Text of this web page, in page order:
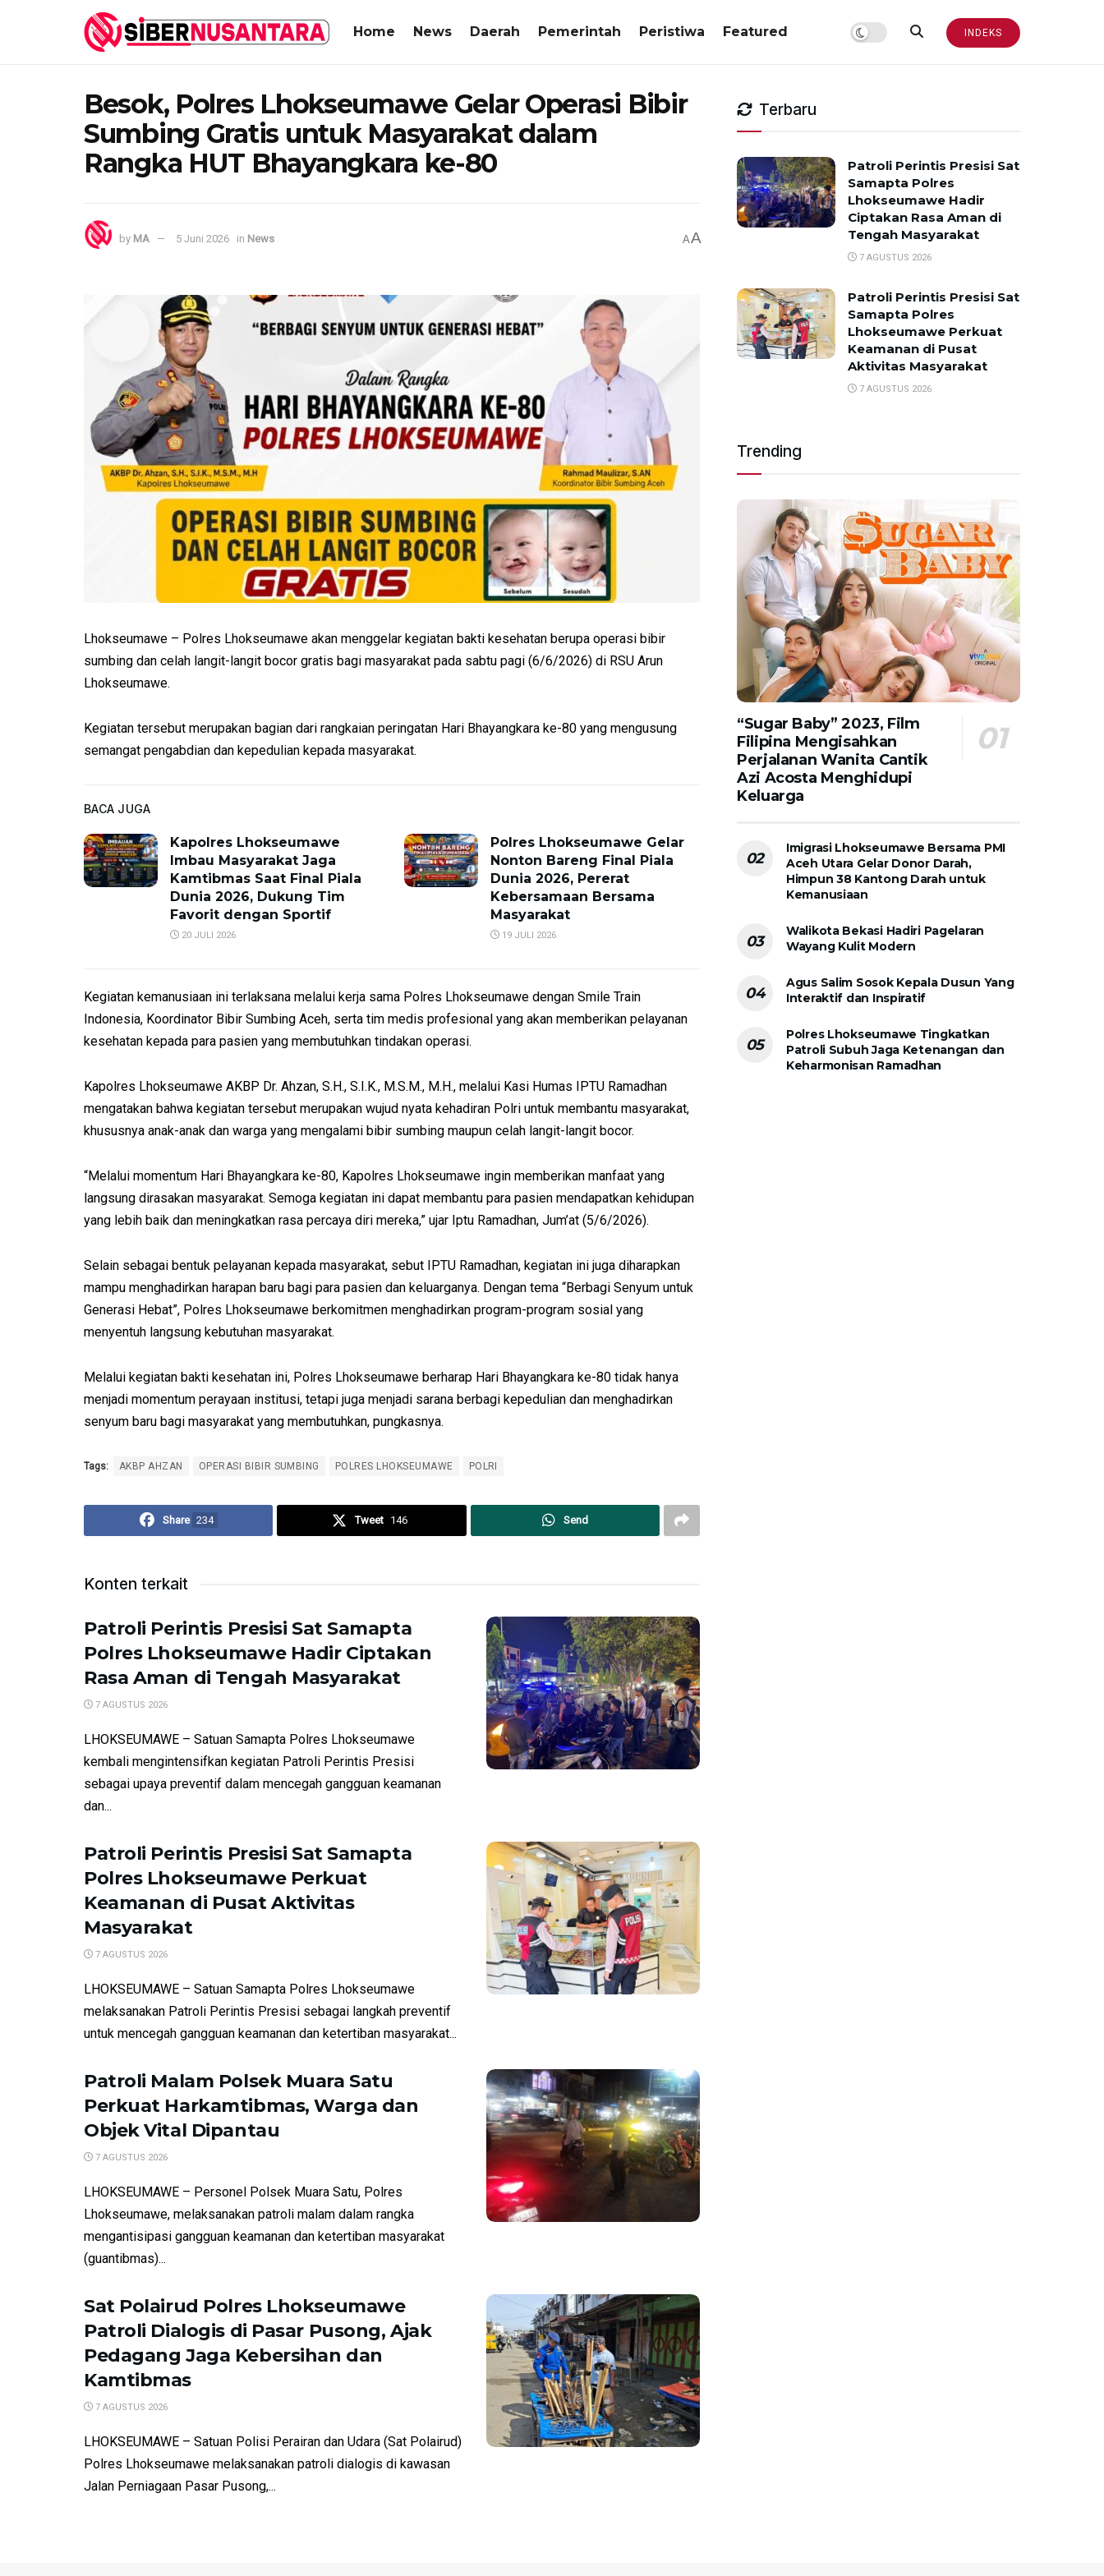
Home News Daerah Pemerintah Peristiwa Featured INDEKS
Besok, Polres Lhokseumawe Gelar Operasi Bibir
Sumbing Gratis untuk Masyarakat dalam
Rangka HUT Bhayangkara ke-80
by MA 5 Juni 2026 in News AA
Lhokseumawe – Polres Lhokseumawe akan menggelar kegiatan bakti kesehatan berupa operasi bibir
sumbing dan celah langit-langit bocor gratis bagi masyarakat pada sabtu pagi (6/6/2026) di RSU Arun
Lhokseumawe.
Kegiatan tersebut merupakan bagian dari rangkaian peringatan Hari Bhayangkara ke-80 yang mengusung
semangat pengabdian dan kepedulian kepada masyarakat.
BACA JUGA
Kapolres Lhokseumawe
Imbau Masyarakat Jaga
Kamtibmas Saat Final Piala
Dunia 2026, Dukung Tim
Favorit dengan Sportif
20 JULI 2026
Polres Lhokseumawe Gelar
Nonton Bareng Final Piala
Dunia 2026, Pererat
Kebersamaan Bersama
Masyarakat
19 JULI 2026
Kegiatan kemanusiaan ini terlaksana melalui kerja sama Polres Lhokseumawe dengan Smile Train
Indonesia, Koordinator Bibir Sumbing Aceh, serta tim medis profesional yang akan memberikan pelayanan
kesehatan kepada para pasien yang membutuhkan tindakan operasi.
Kapolres Lhokseumawe AKBP Dr. Ahzan, S.H., S.I.K., M.S.M., M.H., melalui Kasi Humas IPTU Ramadhan
mengatakan bahwa kegiatan tersebut merupakan wujud nyata kehadiran Polri untuk membantu masyarakat,
khususnya anak-anak dan warga yang mengalami bibir sumbing maupun celah langit-langit bocor.
“Melalui momentum Hari Bhayangkara ke-80, Kapolres Lhokseumawe ingin memberikan manfaat yang
langsung dirasakan masyarakat. Semoga kegiatan ini dapat membantu para pasien mendapatkan kehidupan
yang lebih baik dan meningkatkan rasa percaya diri mereka,” ujar Iptu Ramadhan, Jum’at (5/6/2026).
Selain sebagai bentuk pelayanan kepada masyarakat, sebut IPTU Ramadhan, kegiatan ini juga diharapkan
mampu menghadirkan harapan baru bagi para pasien dan keluarganya. Dengan tema “Berbagi Senyum untuk
Generasi Hebat”, Polres Lhokseumawe berkomitmen menghadirkan program-program sosial yang
menyentuh langsung kebutuhan masyarakat.
Melalui kegiatan bakti kesehatan ini, Polres Lhokseumawe berharap Hari Bhayangkara ke-80 tidak hanya
menjadi momentum perayaan institusi, tetapi juga menjadi sarana berbagi kepedulian dan menghadirkan
senyum baru bagi masyarakat yang membutuhkan, pungkasnya.
Tags: AKBP AHZAN OPERASI BIBIR SUMBING POLRES LHOKSEUMAWE POLRI
Share 234 Tweet 146 Send
Konten terkait
Patroli Perintis Presisi Sat Samapta
Polres Lhokseumawe Hadir Ciptakan
Rasa Aman di Tengah Masyarakat
7 AGUSTUS 2026
LHOKSEUMAWE – Satuan Samapta Polres Lhokseumawe
kembali mengintensifkan kegiatan Patroli Perintis Presisi
sebagai upaya preventif dalam mencegah gangguan keamanan
dan...
Patroli Perintis Presisi Sat Samapta
Polres Lhokseumawe Perkuat
Keamanan di Pusat Aktivitas
Masyarakat
7 AGUSTUS 2026
LHOKSEUMAWE – Satuan Samapta Polres Lhokseumawe
melaksanakan Patroli Perintis Presisi sebagai langkah preventif
untuk mencegah gangguan keamanan dan ketertiban masyarakat...
Patroli Malam Polsek Muara Satu
Perkuat Harkamtibmas, Warga dan
Objek Vital Dipantau
7 AGUSTUS 2026
LHOKSEUMAWE – Personel Polsek Muara Satu, Polres
Lhokseumawe, melaksanakan patroli malam dalam rangka
mengantisipasi gangguan keamanan dan ketertiban masyarakat
(guantibmas)...
Sat Polairud Polres Lhokseumawe
Patroli Dialogis di Pasar Pusong, Ajak
Pedagang Jaga Kebersihan dan
Kamtibmas
7 AGUSTUS 2026
LHOKSEUMAWE – Satuan Polisi Perairan dan Udara (Sat Polairud)
Polres Lhokseumawe melaksanakan patroli dialogis di kawasan
Jalan Perniagaan Pasar Pusong,...
Terbaru
Patroli Perintis Presisi Sat
Samapta Polres
Lhokseumawe Hadir
Ciptakan Rasa Aman di
Tengah Masyarakat
7 AGUSTUS 2026
Patroli Perintis Presisi Sat
Samapta Polres
Lhokseumawe Perkuat
Keamanan di Pusat
Aktivitas Masyarakat
7 AGUSTUS 2026
Trending
“Sugar Baby” 2023, Film
Filipina Mengisahkan
Perjalanan Wanita Cantik
Azi Acosta Menghidupi
Keluarga
Imigrasi Lhokseumawe Bersama PMI
Aceh Utara Gelar Donor Darah,
Himpun 38 Kantong Darah untuk
Kemanusiaan
Walikota Bekasi Hadiri Pagelaran
Wayang Kulit Modern
Agus Salim Sosok Kepala Dusun Yang
Interaktif dan Inspiratif
Polres Lhokseumawe Tingkatkan
Patroli Subuh Jaga Ketenangan dan
Keharmonisan Ramadhan